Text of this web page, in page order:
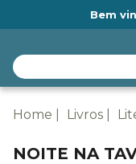
Bem
Home Livros
NOITE NA